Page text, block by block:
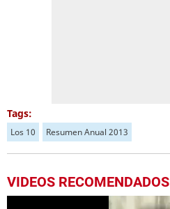
Tags:
Los 10 Resumen Anual 2013
VIDEOS RECOMENDADOS